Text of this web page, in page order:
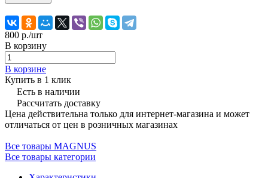
800 р./шт
В корзину
В корзине
Купить в 1 клик
Есть в наличии
Рассчитать доставку
Цена действительна только для интернет-магазина и может
отличаться от цен в розничных магазинах
Все товары MAGNUS
Все товары категории